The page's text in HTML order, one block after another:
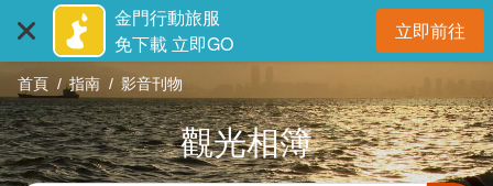
主
內
容
區
金門行動旅服
免下載 立即GO
立即前往開
首頁 指南 影音刊物
觀光相簿